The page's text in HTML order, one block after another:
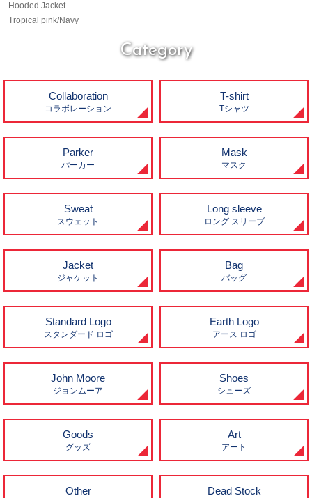
Hooded Jacket
Tropical pink/Navy
Category
Collaboration
コラボレーション
T-shirt
Tシャツ
Parker
パーカー
Mask
マスク
Sweat
スウェット
Long sleeve
ロング スリーブ
Jacket
ジャケット
Bag
バッグ
Standard Logo
スタンダード ロゴ
Earth Logo
アース ロゴ
John Moore
ジョンムーア
Shoes
シューズ
Goods
グッズ
Art
アート
Other Dead Stock